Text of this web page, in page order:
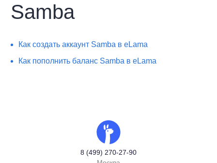
Samba
Как создать аккаунт Samba в eLama
Как пополнить баланс Samba в eLama
8 (499) 270-27-90